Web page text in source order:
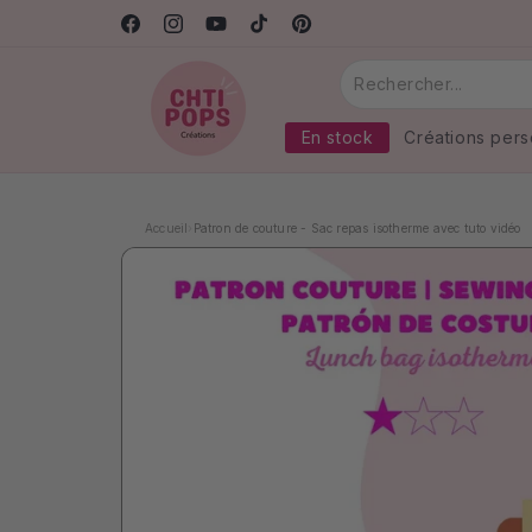
FacebookInstagramYouTubeTikTokPinterest
Confection artisanale française
En stock Créations
Accueil Patron de couture - Sac repas isotherme avec tuto vidéo
Passer aux
produits